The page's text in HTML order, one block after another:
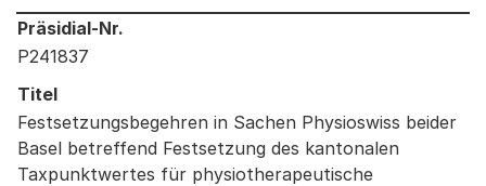
Informationen zum Ausgewählten Geschäft
Präsidial-Nr.
P241837
Titel
Festsetzungsbegehren in Sachen Physioswiss beider
Basel betreffend Festsetzung des kantonalen
Taxpunktwertes für physiotherapeutische